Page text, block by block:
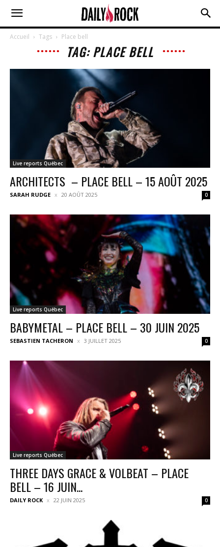
Accueil Tags Place bell
TAG: PLACE BELL
Live reports Québec
ARCHITECTS – PLACE BELL – 15 AOÛT 2025
SARAH RUDGE 20 AOÛT 2025 0
Live reports Québec
BABYMETAL – PLACE BELL – 30 JUIN 2025
SEBASTIEN TACHERON 3 JUILLET 2025 0
Live reports Québec
THREE DAYS GRACE & VOLBEAT – PLACE
BELL – 16 JUIN...
DAILY ROCK 22 JUIN 2025 0